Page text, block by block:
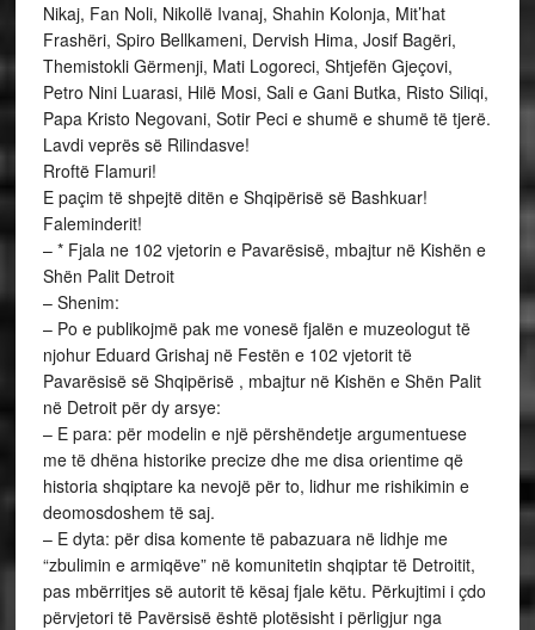
Nikaj, Fan Noli, Nikollë Ivanaj, Shahin Kolonja, Mit’hat
Frashëri, Spiro Bellkameni, Dervish Hima, Josif Bagëri,
Themistokli Gërmenji, Mati Logoreci, Shtjefën Gjeçovi,
Petro Nini Luarasi, Hilë Mosi, Sali e Gani Butka, Risto Siliqi,
Papa Kristo Negovani, Sotir Peci e shumë e shumë të tjerë.
Lavdi veprës së Rilindasve!
Rroftë Flamuri!
E paçim të shpejtë ditën e Shqipërisë së Bashkuar!
Faleminderit!
– * Fjala ne 102 vjetorin e Pavarësisë, mbajtur në Kishën e
Shën Palit Detroit
– Shenim:
– Po e publikojmë pak me vonesë fjalën e muzeologut të
njohur Eduard Grishaj në Festën e 102 vjetorit të
Pavarësisë së Shqipërisë , mbajtur në Kishën e Shën Palit
në Detroit për dy arsye:
– E para: për modelin e një përshëndetje argumentuese
me të dhëna historike precize dhe me disa orientime që
historia shqiptare ka nevojë për to, lidhur me rishikimin e
deomosdoshem të saj.
– E dyta: për disa komente të pabazuara në lidhje me
“zbulimin e armiqëve” në komunitetin shqiptar të Detroitit,
pas mbërritjes së autorit të kësaj fjale këtu. Përkujtimi i çdo
përvjetori të Pavërsisë është plotësisht i përligjur nga